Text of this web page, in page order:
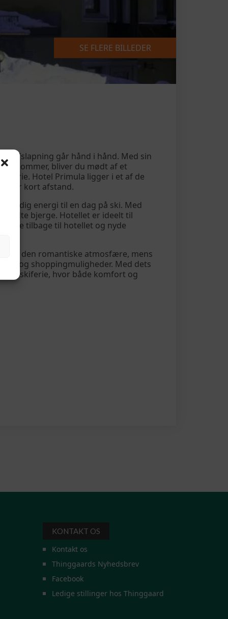
SE FLERE BILLEDER
afslapning går hånd i hånd. Med sin
ankommer, bliver du mødt af et
ferie. Hotel Primula ligger i et af de
for kort afstand.
dig energi til en dag på ski. Med
bjerge. Hotellet er ideelt til
tilbage til hotellet og nyde
og den romantiske atmosfære, mens
og shoppingmuligheder. Med dets
en skiferie, hvor både komfort og
KONTAKT OS
Kontakt os
Thinggaards Nyhedsbrev
Facebook
Ledige stillinger hos Thinggaard